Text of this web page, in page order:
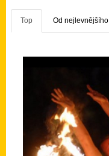
Top Od nejlevnějšího